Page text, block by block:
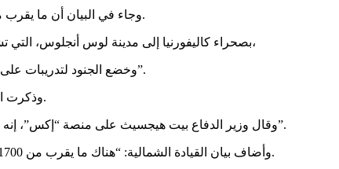
وجاء في البيان أن ما يقرب من 700 عنصر من مشاة البحرية سينضمون إلى القوات العسكرية التي تحمي مسؤولي الأجهزة والممتلكات الفيدرالية في منطقة لوس أنجلوس.
وتحركت قوات مشاة البحرية، الاثنين، من قاعدتها في “Twentynine Palms” بصحراء كاليفورنيا إلى مدينة لوس أنجلوس، التي تشهد تظاهرات وأعمال شغب احتجاجاً على مداهمات سلطات الهجرة،
وخضع الجنود لتدريبات على خفض التصعيد، والسيطرة على الحشود، وقواعد استخدام القوة، وسيكونون مزودين بأسلحتهم الاعتيادية، وفق ما أوردت وكالة “أسوشيتد برس”.
وذكرت القيادة الشمالية أن جميع القوات ستكون تحت قيادة “قوة المهام 51″، بقيادة اللواء سكوت شيرمان، نائب قائد القيادة الشمالية للجيش الأميركي.
وقال وزير الدفاع بيت هيجسيث على منصة “إكس”، إنه “نظراً لتزايد التهديدات لضباط إنفاذ القانون الفيدراليين والمباني الفيدرالية، يتم نشر ما يقرب من 700 جندي من مشاة البحرية.. لاستعادة النظام”.
وأضاف بيان القيادة الشمالية: “هناك ما يقرب من 1700 جندي من فريق لواء المشاة القتالي 79، وهي وحدة من الحرس الوطني في كاليفورنيا”، لدعم قوة المهام 51 في منطقة لوس أنجلوس الكبرى.